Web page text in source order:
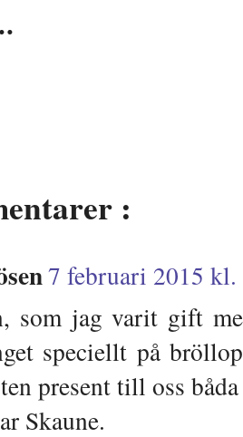
:
7 februari 2015
som jag varit gift
speciellt på
present till oss
Skaune.